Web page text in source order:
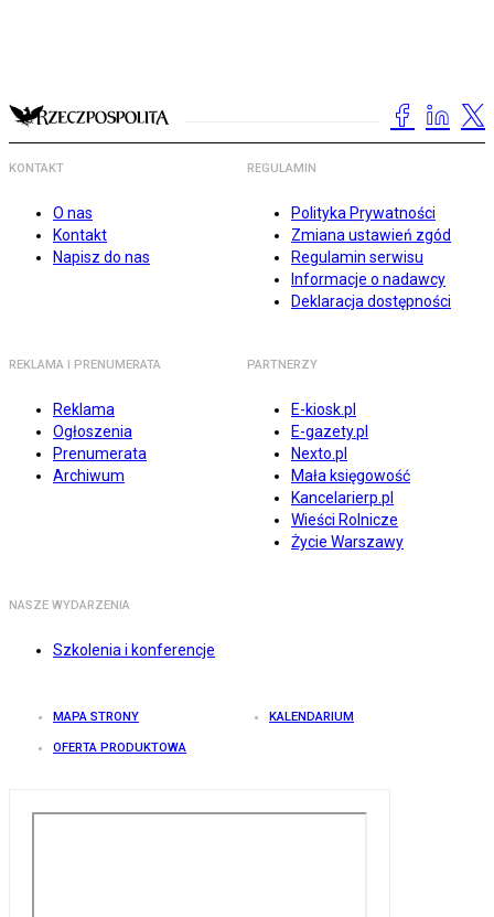
KONTAKT
O nas
Kontakt
Napisz do nas
REGULAMIN
Polityka Prywatności
Zmiana ustawień zgód
Regulamin serwisu
Informacje o nadawcy
Deklaracja dostępności
REKLAMA I PRENUMERATA
Reklama
Ogłoszenia
Prenumerata
Archiwum
PARTNERZY
E-kiosk.pl
E-gazety.pl
Nexto.pl
Mała księgowość
Kancelarierp.pl
Wieści Rolnicze
Życie Warszawy
NASZE WYDARZENIA
Szkolenia i konferencje
MAPA STRONY KALENDARIUM
OFERTA PRODUKTOWA